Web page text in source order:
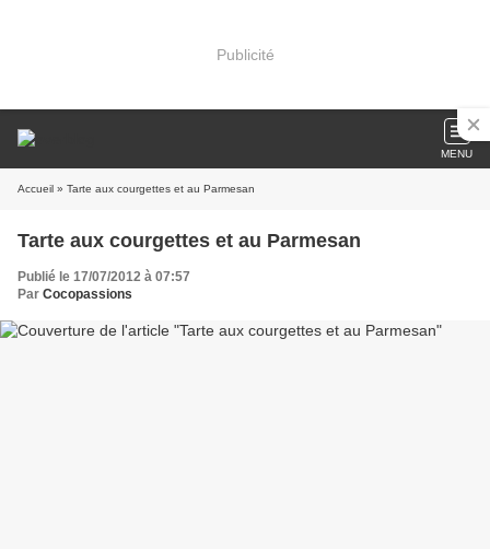
Publicité
MENU
Accueil » Tarte aux courgettes et au Parmesan
Tarte aux courgettes et au Parmesan
Publié le 17/07/2012 à 07:57
Par Cocopassions